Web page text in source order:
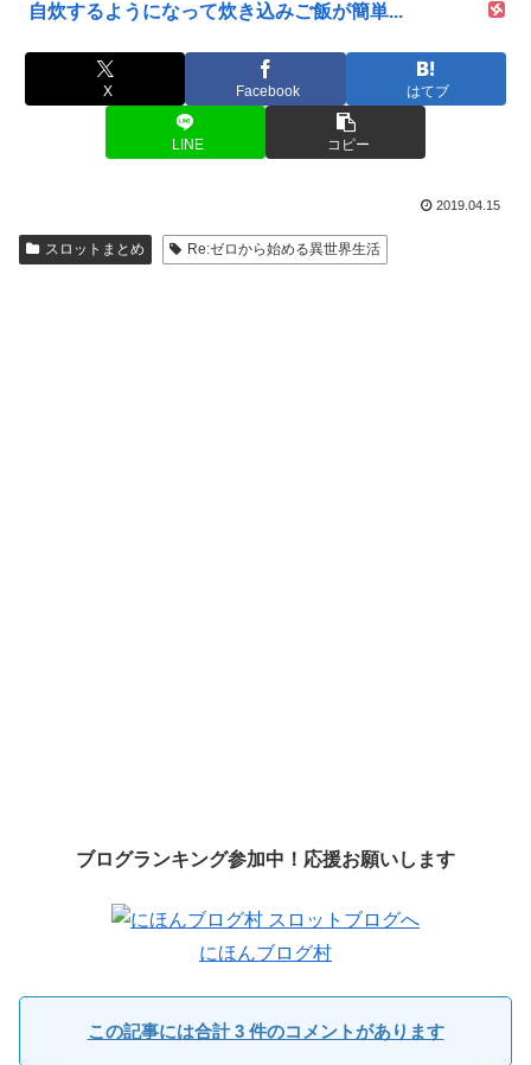
自炊するようになって炊き込みご飯が簡単...
X Facebook はてブ
LINE コピー
2019.04.15
スロットまとめ Re:ゼロから始める異世界生活
ブログランキング参加中！応援お願いします
にほんブログ村
この記事には合計 3 件のコメントがあります